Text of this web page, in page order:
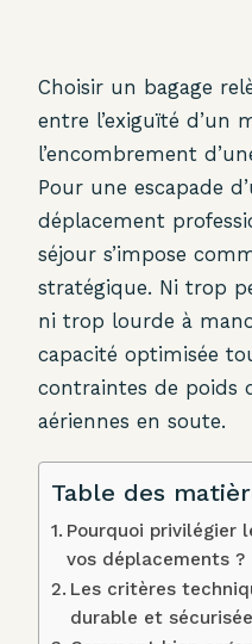
Choisir un bagage
entre l’exiguïté d’un
l’encombrement
Pour une escapade
déplacement
séjour s’impose
stratégique. Ni trop
ni trop lourde à
capacité optimisée
contraintes de poids
aériennes en soute.
Table des
Pourquoi privilégier
vos déplacements ?
Les critères
durable et sécurisée